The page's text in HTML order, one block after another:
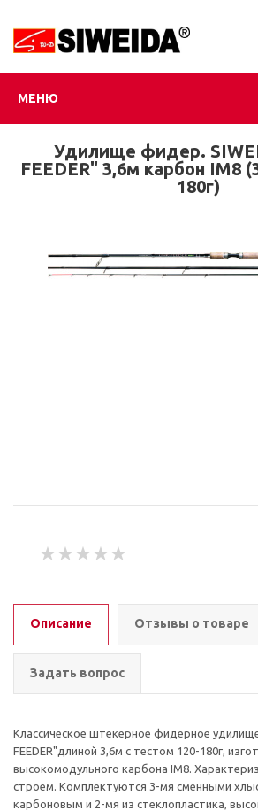
МЕНЮ
Удилище фидер.
FEEDER" 3,6м карбон IM8
180г)
Описание Отзывы о товаре
Задать вопрос
Классическое штекерное фидерное удилище
FEEDER"длиной 3,6м с тестом 120-180г,
высокомодульного карбона IM8.
строем. Комплектуются 3-мя сменными
карбоновым и 2-мя из стеклопластика,